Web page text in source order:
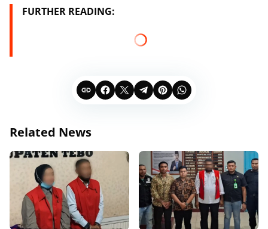
FURTHER READING:
Related News